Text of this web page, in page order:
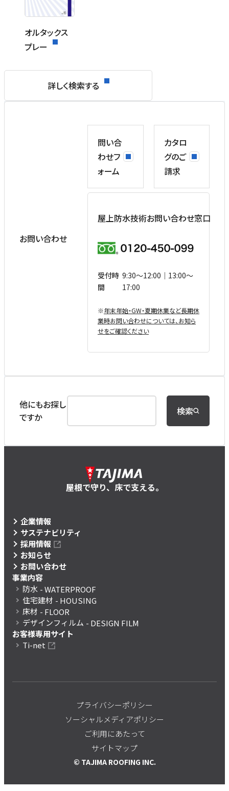
オルタックス
プレー
詳しく検索する
お問い合わせ
問い合
わせフ
ォーム
カタロ
グのご
請求
屋上防水技術お問い合わせ窓口
受付時
間
9:30〜12:00｜13:00〜
17:00
※年末年始・GW・夏期休業など⻑期休
業時お問い合わせについては、お知ら
せをご確認ください
他にもお探し
ですか
検索
屋根で守り、床で支える。
企業情報
サステナビリティ
採用情報
お知らせ
お問い合わせ
事業内容
防水 - WATERPROOF
住宅建材 - HOUSING
床材 - FLOOR
デザインフィルム - DESIGN FILM
お客様専用サイト
Ti-net
プライバシーポリシー
ソーシャルメディアポリシー
ご利用にあたって
サイトマップ
© TAJIMA ROOFING INC.